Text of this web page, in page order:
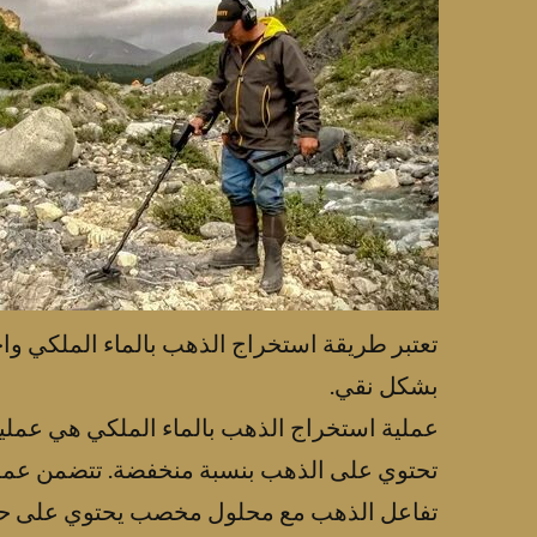
تعتبر طريقة استخراج الذهب بالماء
بشكل نقي.
عملية استخراج الذهب بالماء الملكي هي
تحتوي على الذهب بنسبة منخفضة. تتضمن
تفاعل الذهب مع محلول مخصب يحتوي على